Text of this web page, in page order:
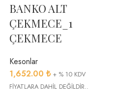
BANKO ALT
ÇEKMECE_1
ÇEKMECE
Kesonlar
1,652.00 ₺ + % 10 KDV
FİYATLARA DAHİL DEĞİLDİR..